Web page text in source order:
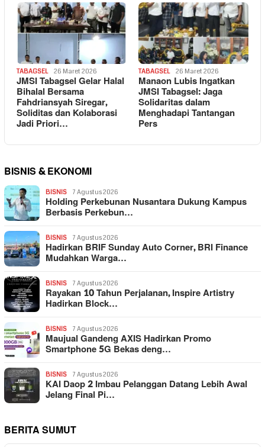
TABAGSEL 26 Maret 2026
JMSI Tabagsel Gelar Halal
Bihalal Bersama
Fahdriansyah Siregar,
Soliditas dan Kolaborasi
Jadi Priori…
TABAGSEL 26 Maret 2026
Manaon Lubis Ingatkan
JMSI Tabagsel: Jaga
Solidaritas dalam
Menghadapi Tantangan
Pers
BISNIS & EKONOMI
BISNIS 7 Agustus 2026
Holding Perkebunan Nusantara Dukung Kampus
Berbasis Perkebun…
BISNIS 7 Agustus 2026
Hadirkan BRIF Sunday Auto Corner, BRI Finance
Mudahkan Warga…
BISNIS 7 Agustus 2026
Rayakan 10 Tahun Perjalanan, Inspire Artistry
Hadirkan Block…
BISNIS 7 Agustus 2026
Maujual Gandeng AXIS Hadirkan Promo
Smartphone 5G Bekas deng…
BISNIS 7 Agustus 2026
KAI Daop 2 Imbau Pelanggan Datang Lebih Awal
Jelang Final Pi…
BERITA SUMUT